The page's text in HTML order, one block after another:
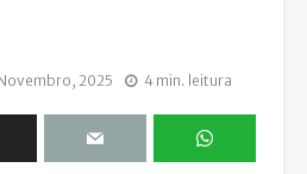
2025 4 min. leitura